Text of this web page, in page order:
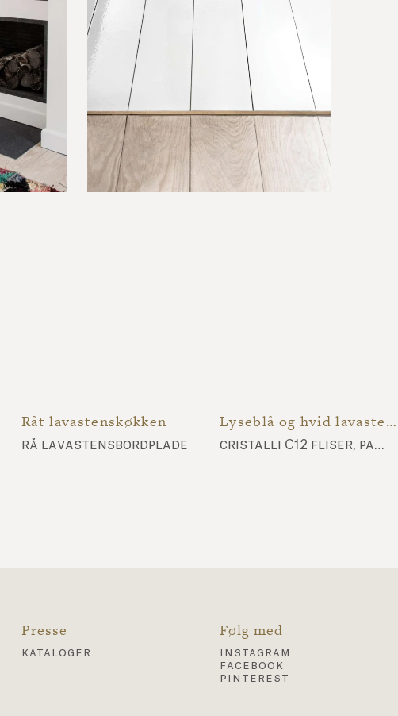
Råt lavastenskøkken
rå lavastensbordplade
Lyseblå og hvid lavastensrestaurant
cristalli C12 fliser, panorama P8 fliser, nuda NU10 fliser, rå lavastensbordplade
Presse
kataloger
Følg med
instagram
facebook
pinterest